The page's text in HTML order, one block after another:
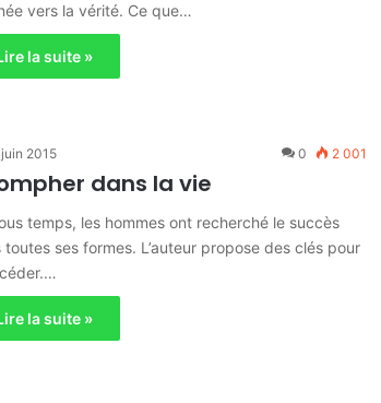
vers la vérité. Ce que…
la suite »
2015 0 2 001
dans la vie
temps, les hommes ont recherché le succès
toutes ses formes. L’auteur propose des clés pour
la suite »